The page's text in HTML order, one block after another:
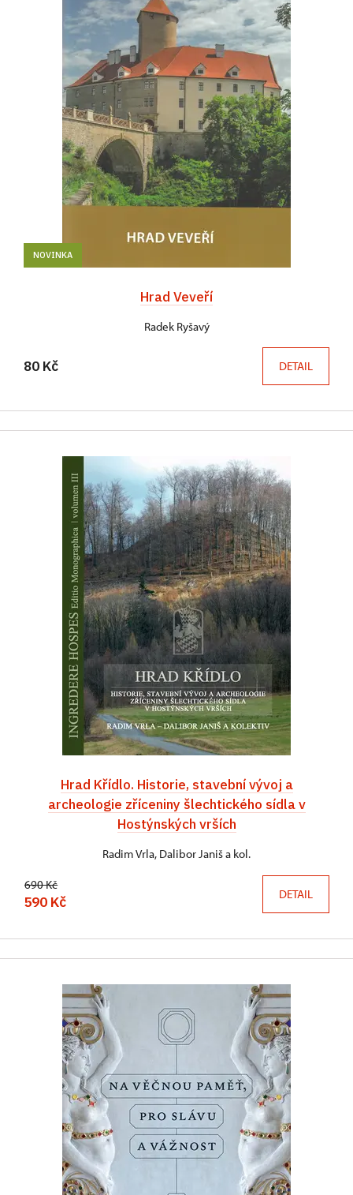
NOVINKA
Hrad Veveří
Radek Ryšavý
80 Kč DETAIL
Hrad Křídlo. Historie, stavební vývoj a
archeologie zříceniny šlechtického sídla v
Hostýnských vrších
Radim Vrla, Dalibor Janiš a kol.
690 Kč
590 Kč DETAIL